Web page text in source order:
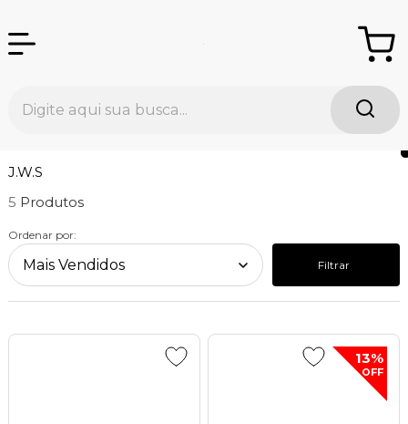
J.W.S
5
Ordenar por:
Filtrar
13%
OFF